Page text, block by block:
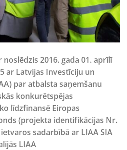
ir noslēdzis 2016. gada 01. aprīlī
ar Latvijas Investīciju un
par atbalsta saņemšanu
konkurētspējas
līdzfinansē Eiropas
(projekta identifikācijas Nr.
sadarbībā ar LIAA SIA
LIAA